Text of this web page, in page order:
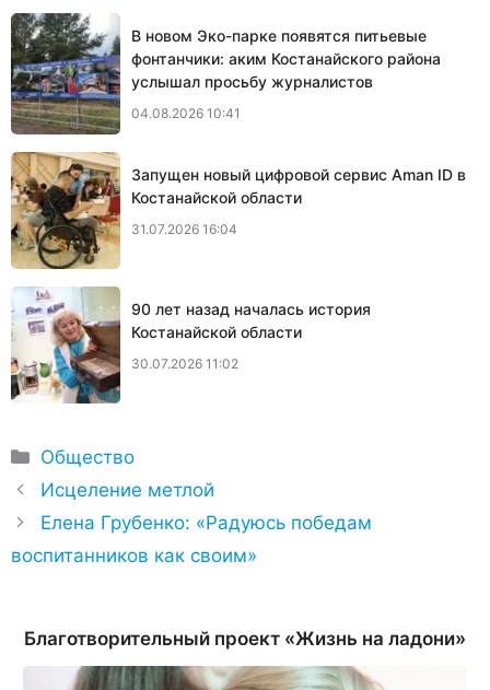
В новом Эко-парке появятся питьевые
фонтанчики: аким Костанайского района
услышал просьбу журналистов
04.08.2026 10:41
Запущен новый цифровой сервис Aman ID в
Костанайской области
31.07.2026 16:04
90 лет назад началась история
Костанайской области
30.07.2026 11:02
Рубрики
Общество
Иcцеление метлой
Елена Грубенко: «Радуюсь победам
воспитанников как своим»
Благотворительный проект «Жизнь на ладони»